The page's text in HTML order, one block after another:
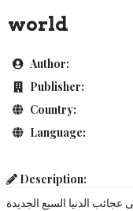
world
Author:
Publisher:
Country:
Language:
Description:
عجائب الدنيا السبع الجديدة